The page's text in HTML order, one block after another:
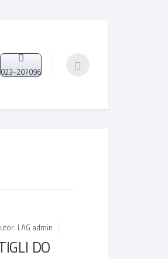
023-207096
LAG admin
DO